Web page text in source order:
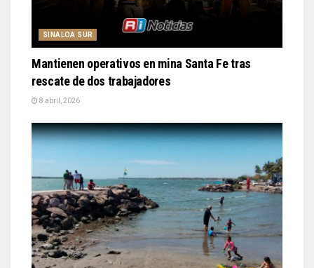
SINALOA SUR
Mantienen operativos en mina Santa Fe tras
rescate de dos trabajadores
8 abril, 2026